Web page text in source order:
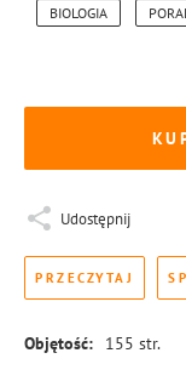
BIOLOGIA
Udostępnij
PRZECZYTAJ
Objętość: 155 str.